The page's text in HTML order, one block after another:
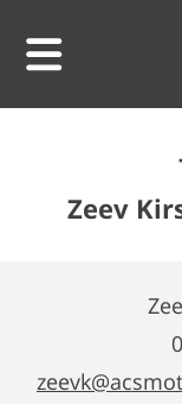
אלבומים
לפסח
על הקיר